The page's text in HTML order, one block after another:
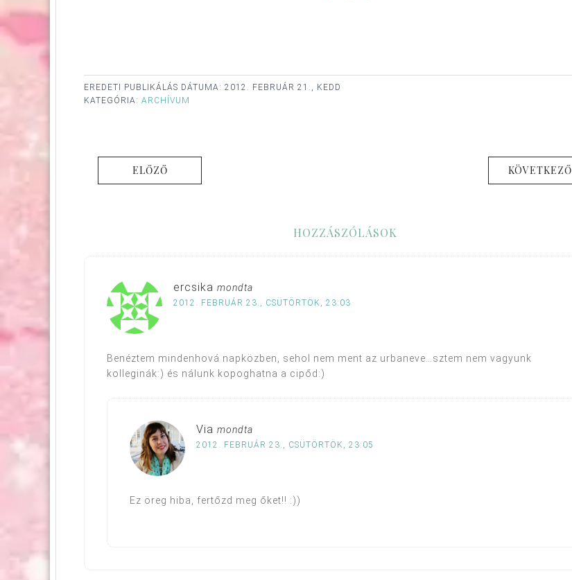
EREDETI PUBLIKÁLÁS DÁTUMA: 2012. FEBRUÁR 21., KEDD
KATEGÓRIA: ARCHÍVUM
ELŐZŐ KÖVETKEZŐ
HOZZÁSZÓLÁSOK
ercsika mondta
2012. FEBRUÁR 23., CSÜTÖRTÖK, 23:03
Benéztem mindenhová napközben, sehol nem ment az urbaneve…sztem nem vagyunk
kolleginák:) és nálunk kopoghatna a cipőd:)
Via mondta
2012. FEBRUÁR 23., CSÜTÖRTÖK, 23:05
Ez öreg hiba, fertőzd meg őket!! :))